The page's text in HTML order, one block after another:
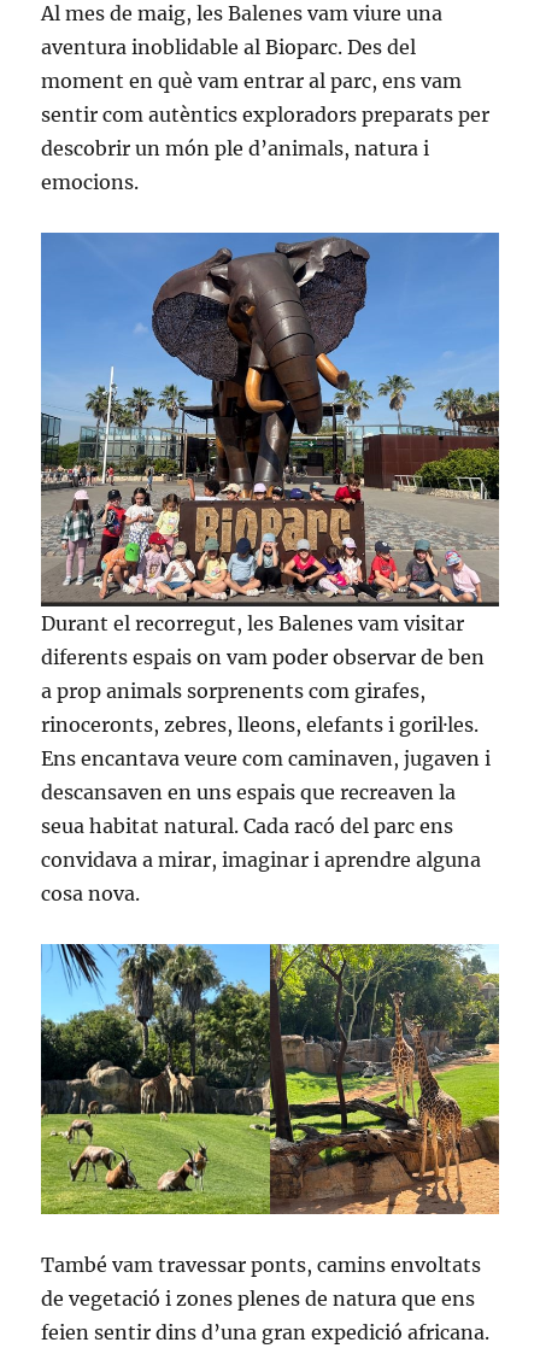
Al mes de maig, les Balenes vam viure una
aventura inoblidable al Bioparc. Des del
moment en què vam entrar al parc, ens vam
sentir com autèntics exploradors preparats per
descobrir un món ple d’animals, natura i
emocions.
Durant el recorregut, les Balenes vam visitar
diferents espais on vam poder observar de ben
a prop animals sorprenents com girafes,
rinoceronts, zebres, lleons, elefants i goril·les.
Ens encantava veure com caminaven, jugaven i
descansaven en uns espais que recreaven la
seua habitat natural. Cada racó del parc ens
convidava a mirar, imaginar i aprendre alguna
cosa nova.
També vam travessar ponts, camins envoltats
de vegetació i zones plenes de natura que ens
feien sentir dins d’una gran expedició africana.